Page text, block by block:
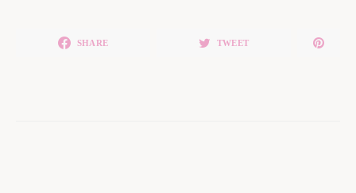
SHARE TWEET